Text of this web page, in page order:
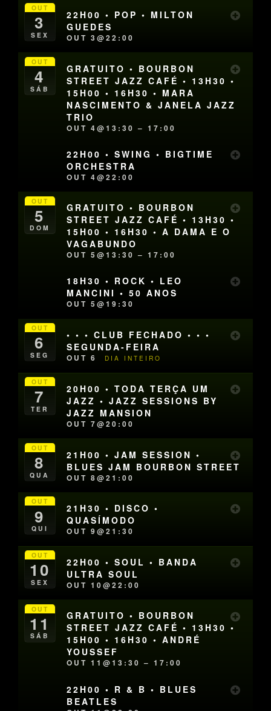
OUT
3
SEX
22H00 • POP • MILTON
GUEDES
OUT 3@22:00
OUT
4
SÁB
GRATUITO • BOURBON
STREET JAZZ CAFÉ • 13H30 •
15H00 • 16H30 • MARA
NASCIMENTO & JANELA JAZZ
TRIO
OUT 4@13:30 – 17:00
22H00 • SWING • BIGTIME
ORCHESTRA
OUT 4@22:00
OUT
5
DOM
GRATUITO • BOURBON
STREET JAZZ CAFÉ • 13H30 •
15H00 • 16H30 • A DAMA E O
VAGABUNDO
OUT 5@13:30 – 17:00
18H30 • ROCK • LEO
MANCINI • 50 ANOS
OUT 5@19:30
OUT
6
SEG
• • • CLUB FECHADO • • •
SEGUNDA-FEIRA
OUT 6 DIA INTEIRO
OUT
7
TER
20H00 • TODA TERÇA UM
JAZZ • JAZZ SESSIONS BY
JAZZ MANSION
OUT 7@20:00
OUT
8
QUA
21H00 • JAM SESSION •
BLUES JAM BOURBON STREET
OUT 8@21:00
OUT
9
QUI
21H30 • DISCO •
QUASÍMODO
OUT 9@21:30
OUT
10
SEX
22H00 • SOUL • BANDA
ULTRA SOUL
OUT 10@22:00
OUT
11
SÁB
GRATUITO • BOURBON
STREET JAZZ CAFÉ • 13H30 •
15H00 • 16H30 • ANDRÉ
YOUSSEF
OUT 11@13:30 – 17:00
22H00 • R & B • BLUES
BEATLES